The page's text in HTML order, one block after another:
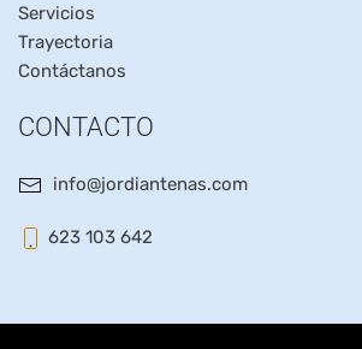
Servicios
Trayectoria
Contáctanos
CONTACTO
info@jordiantenas.com
623 103 642